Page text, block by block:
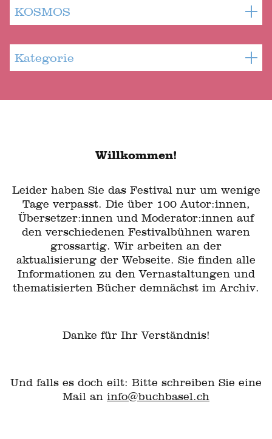
KOSMOS
Kategorie
Willkommen!
Leider haben Sie das Festival nur um wenige
Tage verpasst. Die über 100 Autor:innen,
Übersetzer:innen und Moderator:innen auf
den verschiedenen Festivalbühnen waren
grossartig. Wir arbeiten an der
aktualisierung der Webseite. Sie finden alle
Informationen zu den Vernastaltungen und
thematisierten Bücher demnächst im Archiv.
Danke für Ihr Verständnis!
Und falls es doch eilt: Bitte schreiben Sie eine
Mail an info@buchbasel.ch